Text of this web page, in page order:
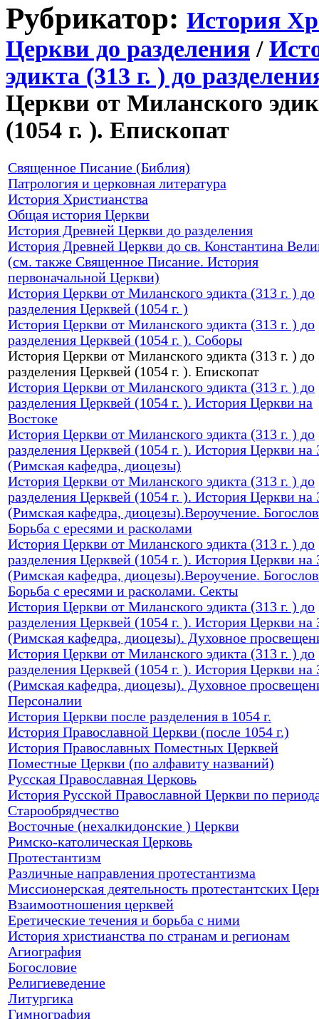
Рубрикатор: История
Церкви до разделения /
эдикта (313 г. ) до
Церкви от Миланского
(1054 г. ). Епископат
Священное Писание (Библия)
Патрология и церковная литература
История Христианства
Общая история Церкви
История Древней Церкви до разделения
История Древней Церкви до св. Константина
(см. также Священное Писание. История
первоначальной Церкви)
История Церкви от Миланского эдикта (313 г. ) до
разделения Церквей (1054 г. )
История Церкви от Миланского эдикта (313 г. ) до
разделения Церквей (1054 г. ). Соборы
История Церкви от Миланского эдикта (313 г. ) до
разделения Церквей (1054 г. ). Епископат
История Церкви от Миланского эдикта (313 г. ) до
разделения Церквей (1054 г. ). История Церкви на
Востоке
История Церкви от Миланского эдикта (313 г. ) до
разделения Церквей (1054 г. ). История Церкви на
(Римская кафедра, диоцезы)
История Церкви от Миланского эдикта (313 г. ) до
разделения Церквей (1054 г. ). История Церкви на
(Римская кафедра, диоцезы).Вероучение.
Борьба с ересями и расколами
История Церкви от Миланского эдикта (313 г. ) до
разделения Церквей (1054 г. ). История Церкви на
(Римская кафедра, диоцезы).Вероучение.
Борьба с ересями и расколами. Секты
История Церкви от Миланского эдикта (313 г. ) до
разделения Церквей (1054 г. ). История Церкви на
(Римская кафедра, диоцезы). Духовное
История Церкви от Миланского эдикта (313 г. ) до
разделения Церквей (1054 г. ). История Церкви на
(Римская кафедра, диоцезы). Духовное
Персоналии
История Церкви после разделения в 1054 г.
История Православной Церкви (после 1054 г.)
История Православных Поместных Церквей
Поместные Церкви (по алфавиту названий)
Русская Православная Церковь
История Русской Православной Церкви по
Старообрядчество
Восточные (нехалкидонские ) Церкви
Римско-католическая Церковь
Протестантизм
Различные направления протестантизма
Миссионерская деятельность протестантских
Взаимоотношения церквей
Еретические течения и борьба с ними
История христианства по странам и регионам
Агиография
Богословие
Религиеведение
Литургика
Гимнография